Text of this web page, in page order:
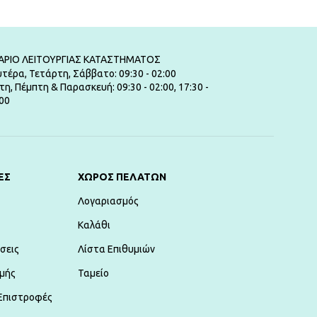
ΛΕΙΤΟΥΡΓΙΑΣ ΚΑΤΑΣΤΗΜΑΤΟΣ
Τετάρτη, Σάββατο: 09:30 - 02:00
Πέμπτη & Παρασκευή: 09:30 - 02:00, 17:30 -
ΧΏΡΟΣ ΠΕΛΑΤΏΝ
Λογαριασμός
Καλάθι
Λίστα Επιθυμιών
Ταμείο